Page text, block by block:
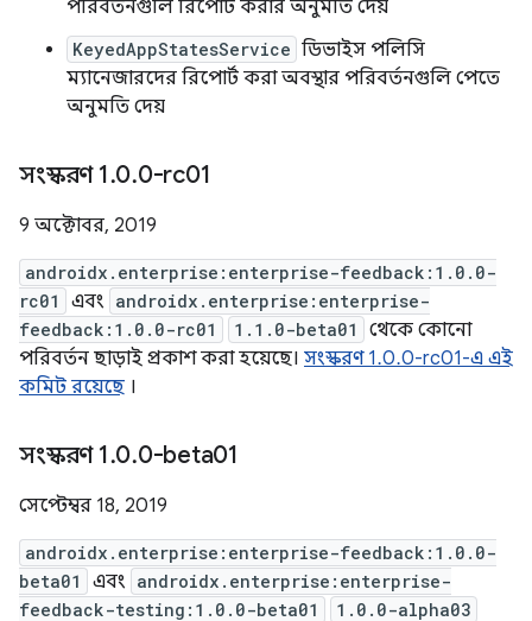
পরিবর্তনগুলি রিপোর্ট করার অনুমতি দেয়
KeyedAppStatesService ডিভাইস পলিসি
ম্যানেজারদের রিপোর্ট করা অবস্থার পরিবর্তনগুলি পেতে
অনুমতি দেয়
সংস্করণ 1.0.0-rc01
9 অক্টোবর, 2019
androidx.enterprise:enterprise-feedback:1.0.0-
rc01
এবং androidx.enterprise:enterprise-
feedback:1.0.0-rc01
1.1.0-beta01
থেকে কোনো
পরিবর্তন ছাড়াই প্রকাশ করা হয়েছে। সংস্করণ 1.0.0-rc01-এ এই
কমিট রয়েছে ।
সংস্করণ 1.0.0-beta01
সেপ্টেম্বর 18, 2019
androidx.enterprise:enterprise-feedback:1.0.0-
beta01
এবং androidx.enterprise:enterprise-
feedback-testing:1.0.0-beta01
1.0.0-alpha03